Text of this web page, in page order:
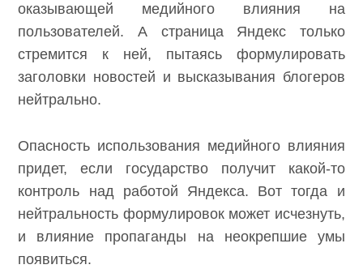
оказывающей медийного влияния на
пользователей. А страница Яндекс только
стремится к ней, пытаясь формулировать
заголовки новостей и высказывания блогеров
нейтрально.
Опасность использования медийного влияния
придет, если государство получит какой-то
контроль над работой Яндекса. Вот тогда и
нейтральность формулировок может исчезнуть,
и влияние пропаганды на неокрепшие умы
появиться.